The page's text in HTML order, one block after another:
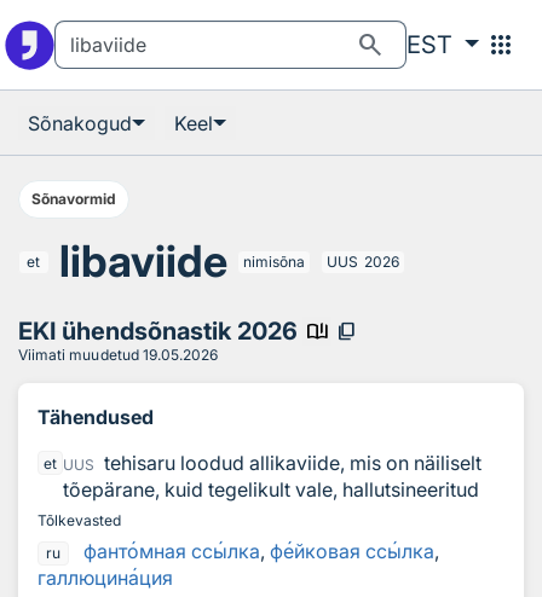
search EST apps
Sõnakogud Keel
Sõnavormid
et libaviide nimisõna UUS 2026
EKI ühendsõnastik 2026 book_ribbon content_copy
Viimati muudetud 19.05.2026
Tähendused
et UUS
tehisaru loodud allikaviide, mis on näiliselt
tõepärane, kuid tegelikult vale, hallutsineeritud
Tõlkevasted
ru
фантомная ссылка, фейковая ссылка,
галлюцинация